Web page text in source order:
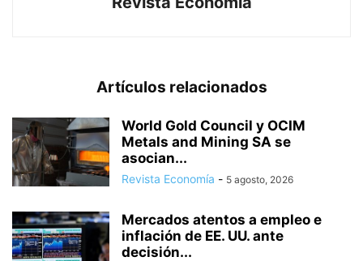
Artículos relacionados
World Gold Council y OCIM
Metals and Mining SA se
asocian...
Revista Economía - 5 agosto, 2026
Mercados atentos a empleo e
inflación de EE. UU. ante
decisión...